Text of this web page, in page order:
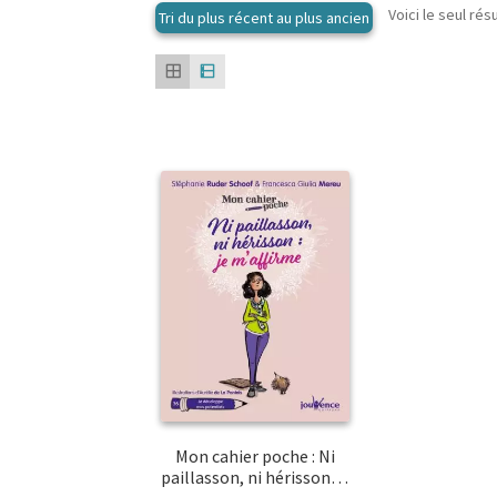
Voici le seul
Mon cahier poche : Ni
paillasson, ni hérisson…